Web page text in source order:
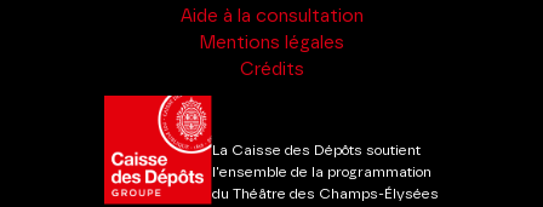
Aide à la consultation
Mentions légales
Crédits
La Caisse des Dépôts soutient
l'ensemble de la programmation
du Théâtre des Champs-Élysées